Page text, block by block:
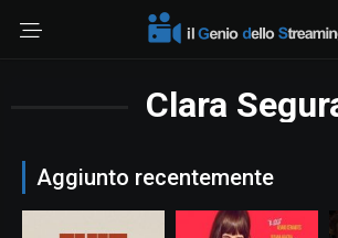
Clara
Aggiunto recentemente